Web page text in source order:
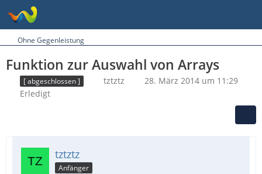
Ohne Gegenleistung
Funktion zur Auswahl von Arrays
[ abgeschlossen ] tztztz
28. März 2014 um 11:29
Erledigt
tztztz
Anfänger